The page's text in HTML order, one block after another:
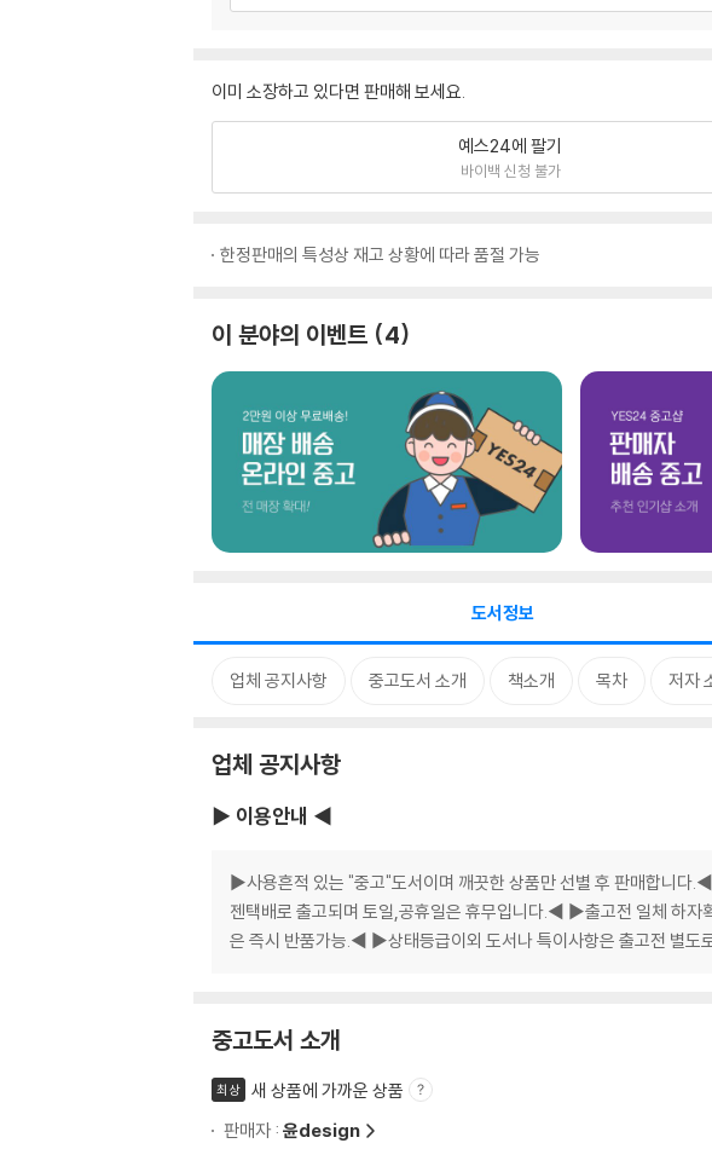
이미 소장하고 있다면 판매해 보세요.
예스24에 팔기
바이백 신청 불가
한정판매의 특성상 재고 상황에 따라 품절 가능
이 분야의 이벤트 4
도서정보
업체 공지사항 중고도서 소개 책소개 목차 저자
업체 공지사항
▶ 이용안내 ◀
▶사용흔적 있는 "중고"도서이며 깨끗한 상품만 선별 후 판매합니
젠택배로 출고되며 토일,공휴일은 휴무입니다.◀ ▶출고전 일체 하
은 즉시 반품가능.◀ ▶상태등급이외 도서나 특이사항은 출고전 별
중고도서 소개
최상
새 상품에 가까운 상품
판매자 : 윤design